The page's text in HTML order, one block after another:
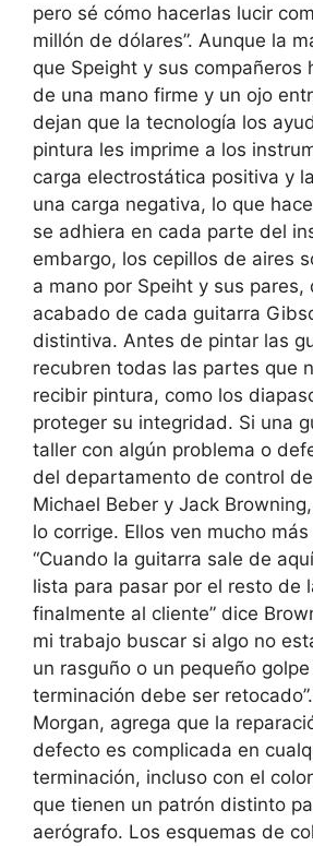
pero sé cómo hacerlas lucir
millón de dólares”. Aunque la
que Speight y sus compañeros
de una mano firme y un ojo
dejan que la tecnología los
pintura les imprime a los
carga electrostática positiva y
una carga negativa, lo que
se adhiera en cada parte del
embargo, los cepillos de aires
a mano por Speiht y sus pares,
acabado de cada guitarra
distintiva. Antes de pintar las
recubren todas las partes que
recibir pintura, como los
proteger su integridad. Si una
taller con algún problema o
del departamento de control
Michael Beber y Jack
lo corrige. Ellos ven mucho
“Cuando la guitarra sale de
lista para pasar por el resto de
finalmente al cliente” dice
mi trabajo buscar si algo no
un rasguño o un pequeño
terminación debe ser
Morgan, agrega que la
defecto es complicada en
terminación, incluso con el
que tienen un patrón distinto
aerógrafo. Los esquemas de